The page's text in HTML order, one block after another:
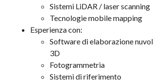
Sistemi LiDAR / laser scanning
Tecnologie mobile mapping
Esperienza con:
Software di elaborazione
3D
Fotogrammetria
Sistemi di riferimento